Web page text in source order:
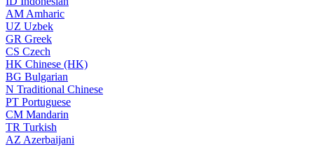
AM Amharic
UZ Uzbek
GR Greek
CS Czech
HK Chinese (HK)
BG Bulgarian
N Traditional Chinese
PT Portuguese
CM Mandarin
TR Turkish
AZ Azerbaijani